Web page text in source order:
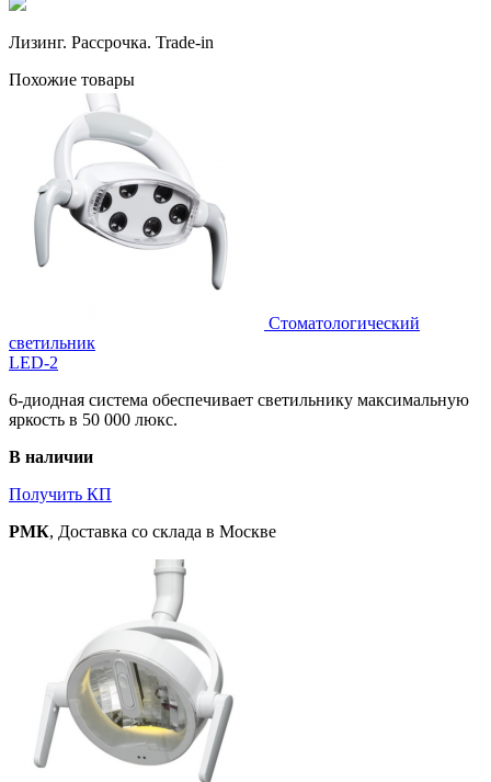
Лизинг. Рассрочка. Trade-in
Похожие товары
Стоматологический
светильник
LED-2
6-диодная система обеспечивает светильнику максимальную
яркость в 50 000 люкс.
В наличии
Получить КП
РМК, Доставка со склада в Москве